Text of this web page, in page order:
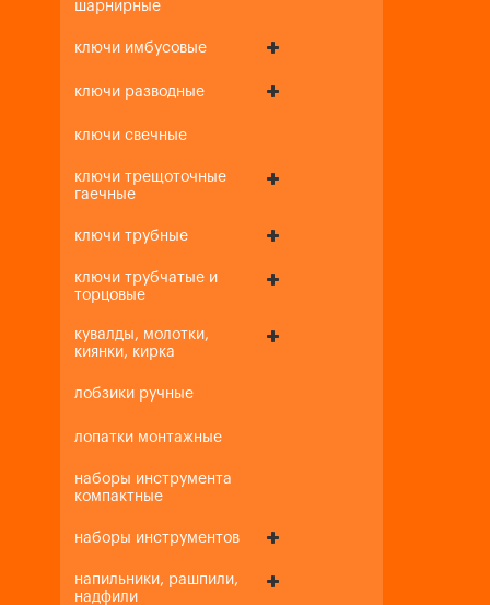
шарнирные
ключи имбусовые
ключи разводные
ключи свечные
ключи трещоточные
гаечные
ключи трубные
ключи трубчатые и
торцовые
кувалды, молотки,
киянки, кирка
лобзики ручные
лопатки монтажные
наборы инструмента
компактные
наборы инструментов
напильники, рашпили,
надфили